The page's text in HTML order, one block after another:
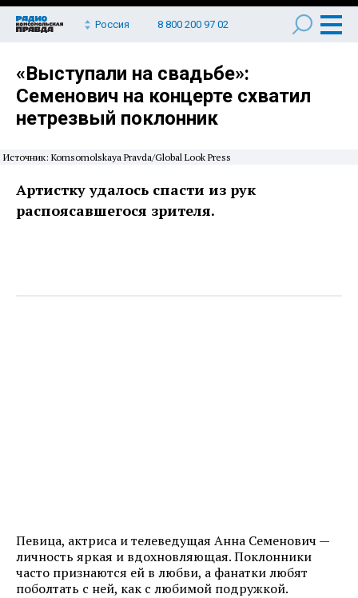
Россия 8 800 200 97 02
«Выступали на свадьбе»:
Семенович на концерте схватил
нетрезвый поклонник
Источник: Komsomolskaya Pravda/Global Look Press
Артистку удалось спасти из рук
распоясавшегося зрителя.
Певица, актриса и телеведущая Анна Семенович —
личность яркая и вдохновляющая. Поклонники
часто признаются ей в любви, а фанатки любят
поболтать с ней, как с любимой подружкой.